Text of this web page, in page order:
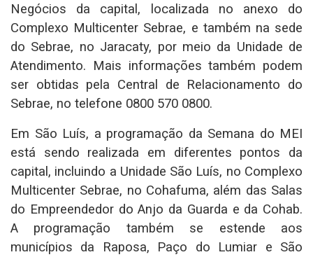
Negócios da capital, localizada no anexo do
Complexo Multicenter Sebrae, e também na sede
do Sebrae, no Jaracaty, por meio da Unidade de
Atendimento. Mais informações também podem
ser obtidas pela Central de Relacionamento do
Sebrae, no telefone 0800 570 0800.
Em São Luís, a programação da Semana do MEI
está sendo realizada em diferentes pontos da
capital, incluindo a Unidade São Luís, no Complexo
Multicenter Sebrae, no Cohafuma, além das Salas
do Empreendedor do Anjo da Guarda e da Cohab.
A programação também se estende aos
municípios da Raposa, Paço do Lumiar e São